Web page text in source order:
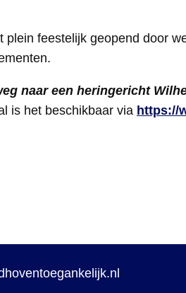
feestelijk geopend door
naar een heringericht
is het beschikbaar via https://